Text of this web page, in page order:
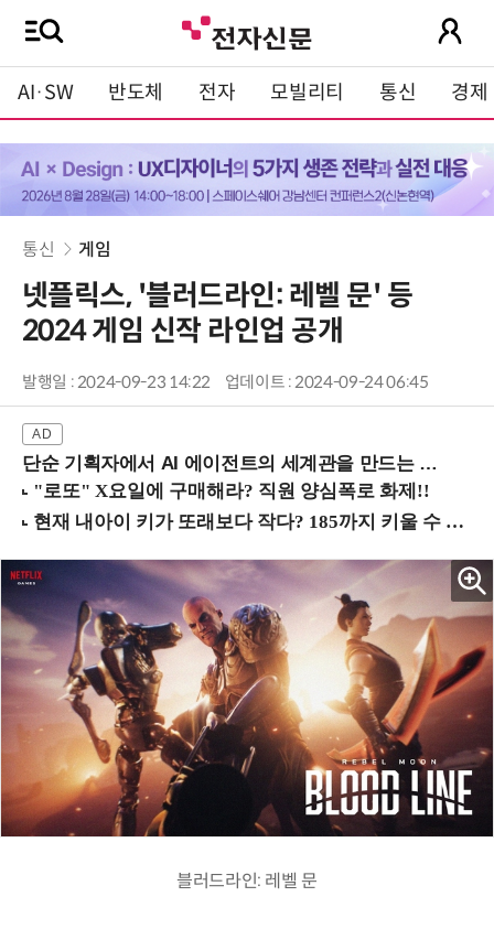
AI·SW 반도체 전자 모빌리티 통신 경제
통신 게임
넷플릭스, '블러드라인: 레벨 문' 등
2024 게임 신작 라인업 공개
발행일 : 2024-09-23 14:22 업데이트 : 2024-09-24 06:45
단순 기획자에서 AI 에이전트의 세계관을 만드는 지식 설계자로.. (8/20 강남역)
블러드라인: 레벨 문